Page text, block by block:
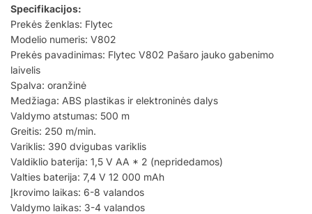
Specifikacijos:
Prekės ženklas: Flytec
Modelio numeris: V802
Prekės pavadinimas: Flytec V802 Pašaro jauko gabenimo
laivelis
Spalva: oranžinė
Medžiaga: ABS plastikas ir elektroninės dalys
Valdymo atstumas: 500 m
Greitis: 250 m/min.
Variklis: 390 dvigubas variklis
Valdiklio baterija: 1,5 V AA * 2 (nepridedamos)
Valties baterija: 7,4 V 12 000 mAh
Įkrovimo laikas: 6-8 valandos
Valdymo laikas: 3-4 valandos